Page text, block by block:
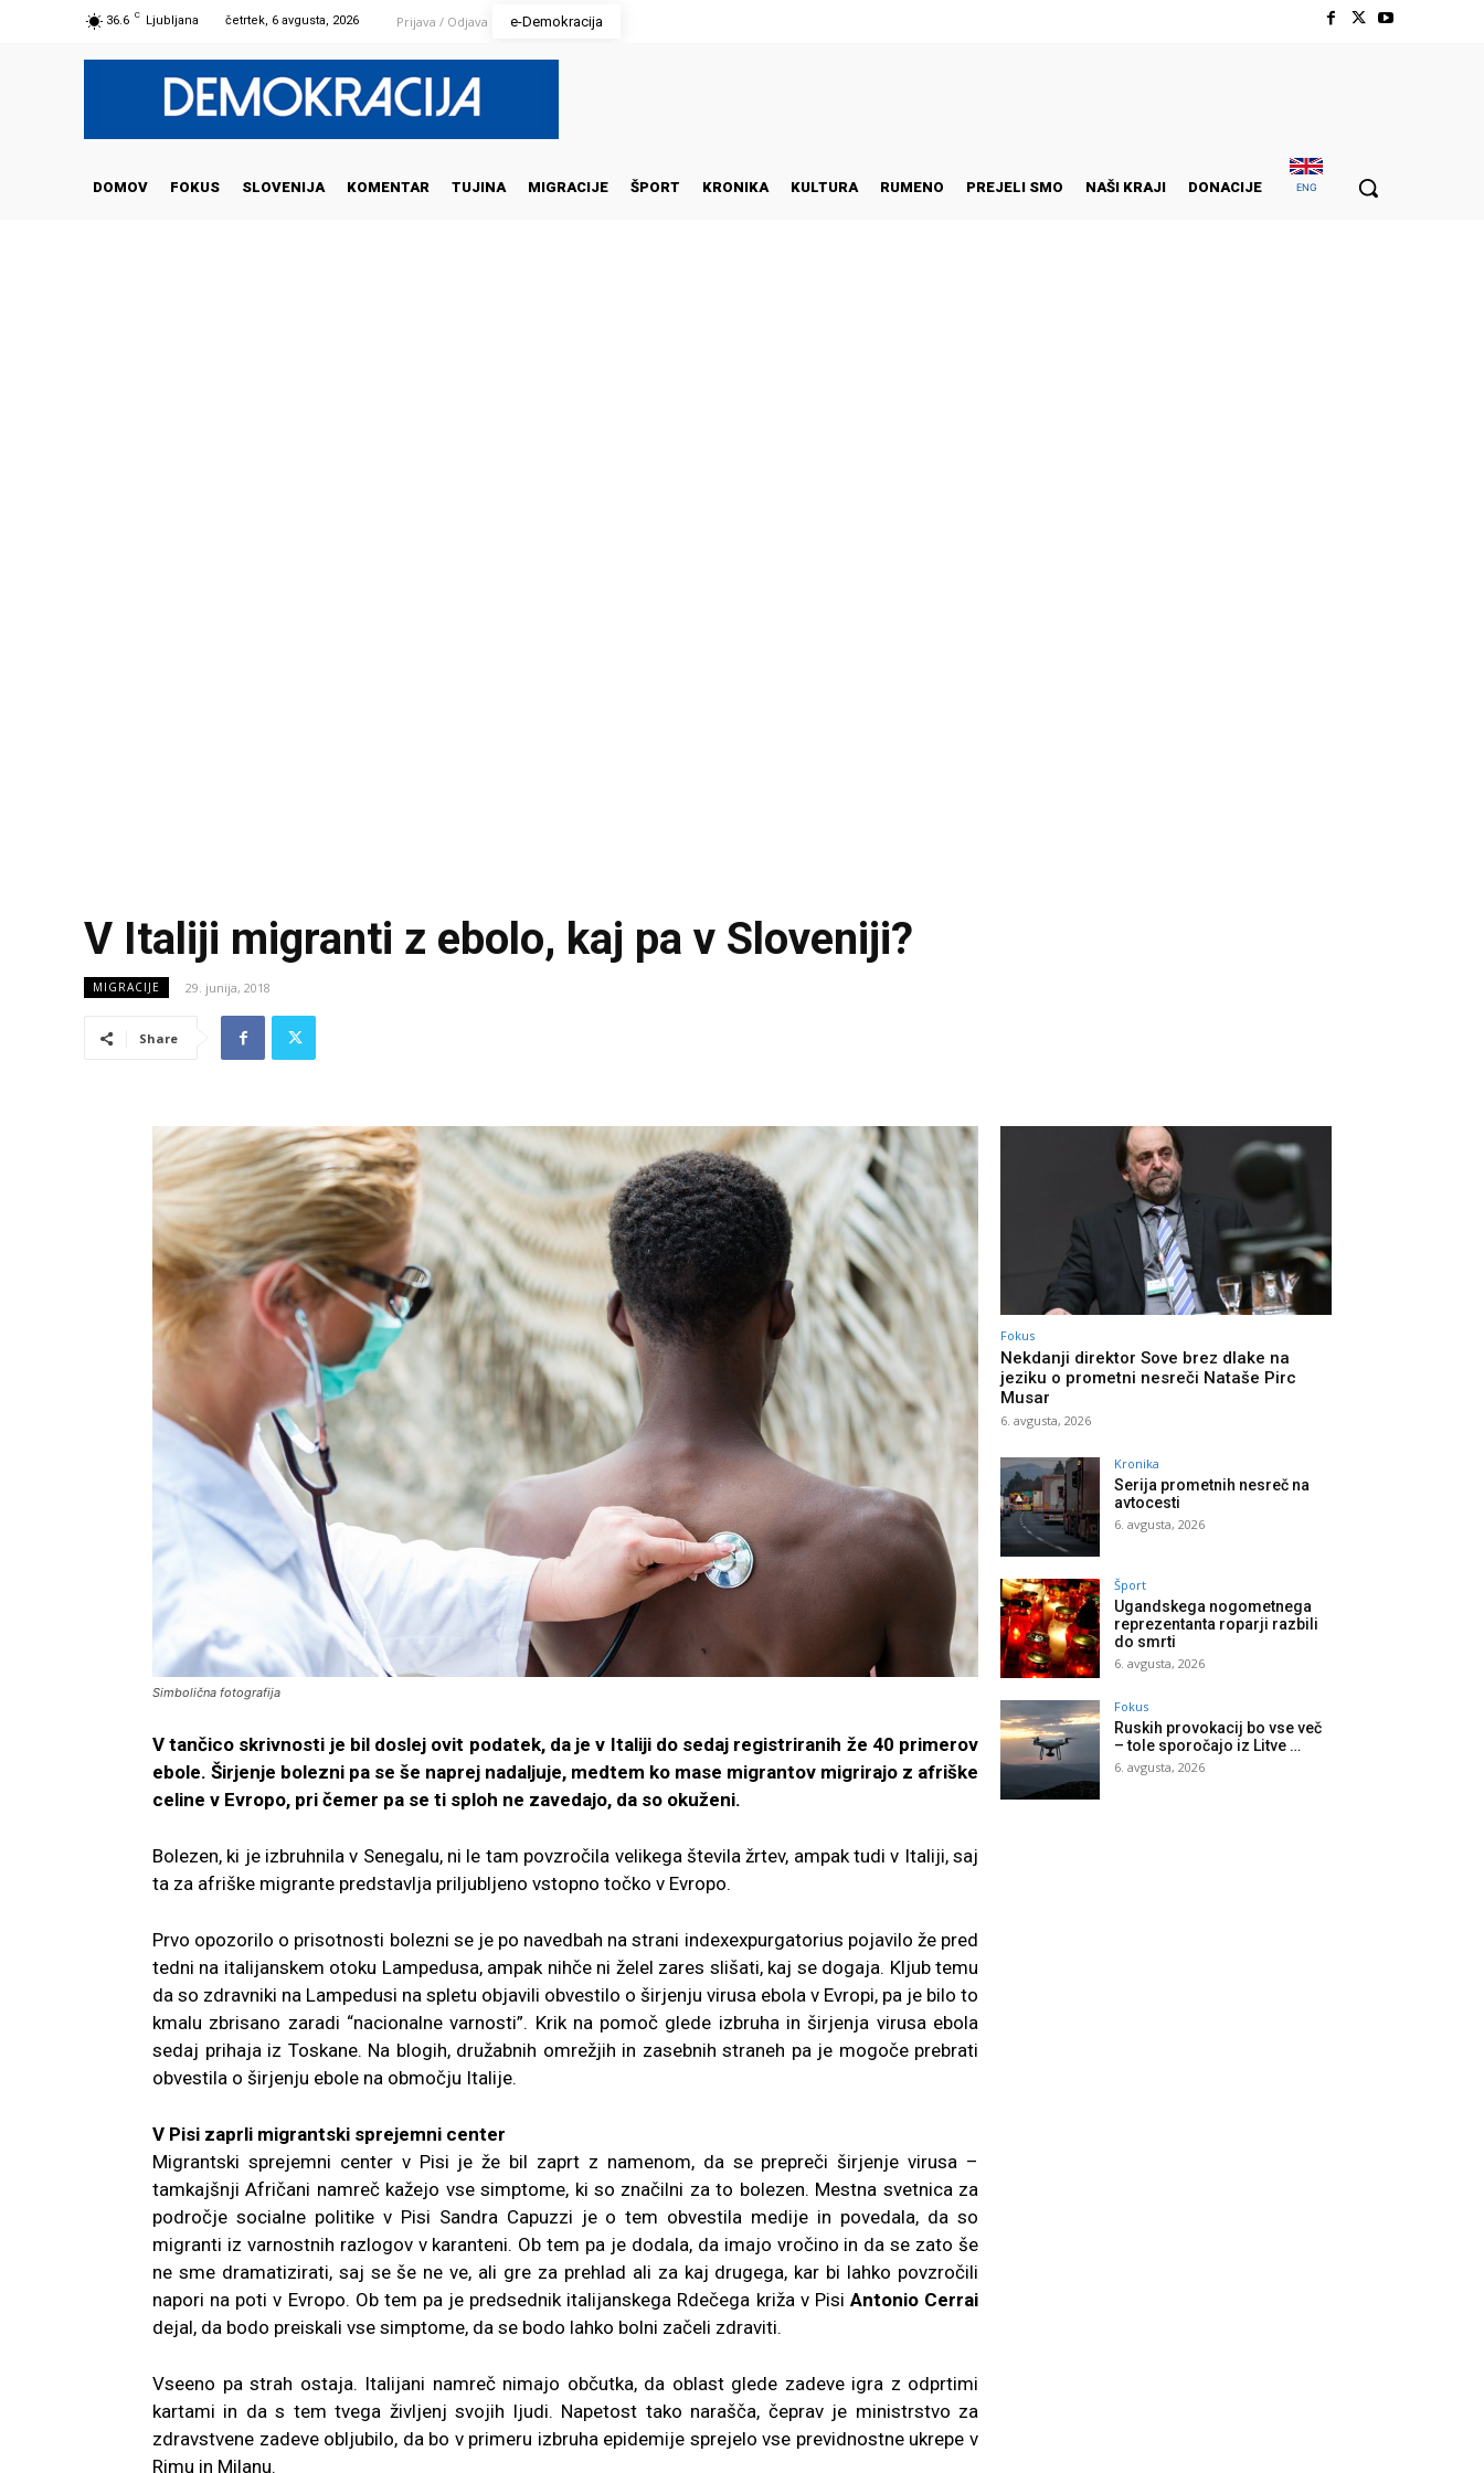
36.6 C Ljubljana četrtek, 6 avgusta, 2026 Prijava / Odjava e-Demokracija
DOMOV FOKUS SLOVENIJA KOMENTAR TUJINA MIGRACIJE ŠPORT KRONIKA KULTURA RUMENO PREJELI SMO NAŠI KRAJI DONACIJE ENG
V Italiji migranti z ebolo, kaj pa v Sloveniji?
MIGRACIJE 29. junija, 2018
Share
Simbolična fotografija
V tančico skrivnosti je bil doslej ovit podatek, da je v Italiji do sedaj registriranih že 40 primerov
ebole. Širjenje bolezni pa se še naprej nadaljuje, medtem ko mase migrantov migrirajo z afriške
celine v Evropo, pri čemer pa se ti sploh ne zavedajo, da so okuženi.
Bolezen, ki je izbruhnila v Senegalu, ni le tam povzročila velikega števila žrtev, ampak tudi v Italiji, saj
ta za afriške migrante predstavlja priljubljeno vstopno točko v Evropo.
Prvo opozorilo o prisotnosti bolezni se je po navedbah na strani indexexpurgatorius pojavilo že pred
tedni na italijanskem otoku Lampedusa, ampak nihče ni želel zares slišati, kaj se dogaja. Kljub temu
da so zdravniki na Lampedusi na spletu objavili obvestilo o širjenju virusa ebola v Evropi, pa je bilo to
kmalu zbrisano zaradi “nacionalne varnosti”. Krik na pomoč glede izbruha in širjenja virusa ebola
sedaj prihaja iz Toskane. Na blogih, družabnih omrežjih in zasebnih straneh pa je mogoče prebrati
obvestila o širjenju ebole na območju Italije.
V Pisi zaprli migrantski sprejemni center
Migrantski sprejemni center v Pisi je že bil zaprt z namenom, da se prepreči širjenje virusa –
tamkajšnji Afričani namreč kažejo vse simptome, ki so značilni za to bolezen. Mestna svetnica za
področje socialne politike v Pisi Sandra Capuzzi je o tem obvestila medije in povedala, da so
migranti iz varnostnih razlogov v karanteni. Ob tem pa je dodala, da imajo vročino in da se zato še
ne sme dramatizirati, saj se še ne ve, ali gre za prehlad ali za kaj drugega, kar bi lahko povzročili
napori na poti v Evropo. Ob tem pa je predsednik italijanskega Rdečega križa v Pisi Antonio Cerrai
dejal, da bodo preiskali vse simptome, da se bodo lahko bolni začeli zdraviti.
Vseeno pa strah ostaja. Italijani namreč nimajo občutka, da oblast glede zadeve igra z odprtimi
kartami in da s tem tvega življenj svojih ljudi. Napetost tako narašča, čeprav je ministrstvo za
zdravstvene zadeve obljubilo, da bo v primeru izbruha epidemije sprejelo vse previdnostne ukrepe v
Rimu in Milanu.
Fokus
Nekdanji direktor Sove brez dlake na
jeziku o prometni nesreči Nataše Pirc
Musar
6. avgusta, 2026
Kronika
Serija prometnih nesreč na
avtocesti
6. avgusta, 2026
Šport
Ugandskega nogometnega
reprezentanta roparji razbili
do smrti
6. avgusta, 2026
Fokus
Ruskih provokacij bo vse več
– tole sporočajo iz Litve …
6. avgusta, 2026